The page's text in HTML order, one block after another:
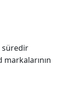
süredir